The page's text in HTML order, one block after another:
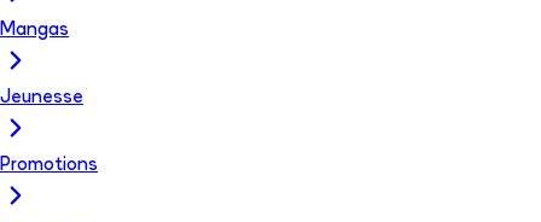
Mangas
Jeunesse
Promotions